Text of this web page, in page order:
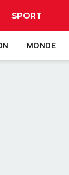
SPORT
MONDE